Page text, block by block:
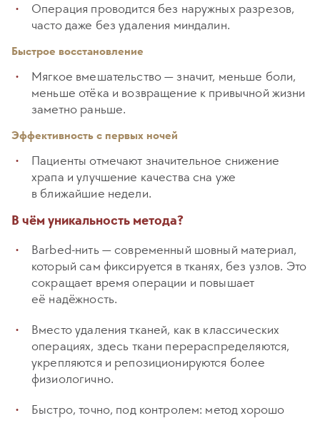
Операция проводится без наружных разрезов,
часто даже без удаления миндалин.
Быстрое восстановление
Мягкое вмешательство — значит, меньше боли,
меньше отёка и возвращение к привычной жизни
заметно раньше.
Эффективность с первых ночей
Пациенты отмечают значительное снижение
храпа и улучшение качества сна уже
в ближайшие недели.
В чём уникальность метода?
Barbed-нить — современный шовный материал,
который сам фиксируется в тканях, без узлов. Это
сокращает время операции и повышает
её надёжность.
Вместо удаления тканей, как в классических
операциях, здесь ткани перераспределяются,
укрепляются и репозиционируются более
физиологично.
Быстро, точно, под контролем: метод хорошо